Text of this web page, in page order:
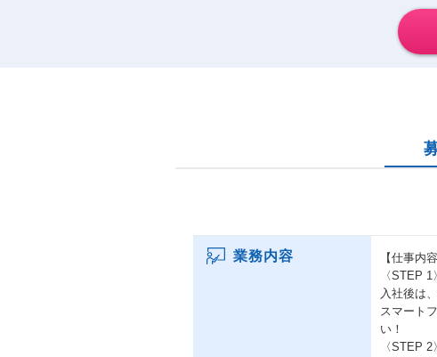
業務内容
【仕事内容
〈STEP
入社後は
スマート
い！
〈STEP